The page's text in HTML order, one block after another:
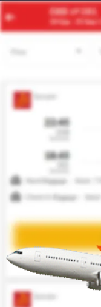
TUN IST
21 Aug -28 Aug